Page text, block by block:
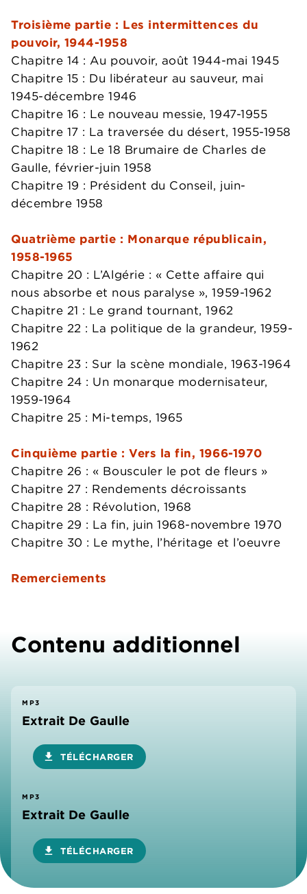
Troisième partie : Les intermittences du
pouvoir, 1944-1958
Chapitre 14 : Au pouvoir, août 1944-mai 1945
Chapitre 15 : Du libérateur au sauveur, mai
1945-décembre 1946
Chapitre 16 : Le nouveau messie, 1947-1955
Chapitre 17 : La traversée du désert, 1955-1958
Chapitre 18 : Le 18 Brumaire de Charles de
Gaulle, février-juin 1958
Chapitre 19 : Président du Conseil, juin-
décembre 1958
Quatrième partie : Monarque républicain,
1958-1965
Chapitre 20 : L’Algérie : « Cette affaire qui
nous absorbe et nous paralyse », 1959-1962
Chapitre 21 : Le grand tournant, 1962
Chapitre 22 : La politique de la grandeur, 1959-
1962
Chapitre 23 : Sur la scène mondiale, 1963-1964
Chapitre 24 : Un monarque modernisateur,
1959-1964
Chapitre 25 : Mi-temps, 1965
Cinquième partie : Vers la fin, 1966-1970
Chapitre 26 : « Bousculer le pot de fleurs »
Chapitre 27 : Rendements décroissants
Chapitre 28 : Révolution, 1968
Chapitre 29 : La fin, juin 1968-novembre 1970
Chapitre 30 : Le mythe, l’héritage et l’oeuvre
Remerciements
Contenu additionnel
MP3
Extrait De Gaulle
download TÉLÉCHARGER
MP3
Extrait De Gaulle
download TÉLÉCHARGER